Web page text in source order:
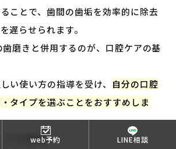
web予約 LINE相談
ことで、歯間の歯垢を効率的に除去
遅らせられます。
磨きと併用するのが、口腔ケアの基
い使い方の指導を受け、
自分の口腔
タイプを選ぶことをおすすめしま
スの継続